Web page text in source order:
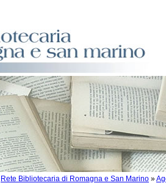
Rete Bibliotecaria di Romagna e San Marino »